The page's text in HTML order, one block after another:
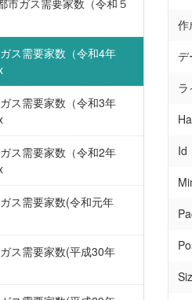
市ガス需要家数（令和５
ス需要家数（令和4年
ス需要家数（令和3年
ス需要家数（令和2年
ス需要家数(令和元年
ス需要家数(平成30年
作
デ
ラ
Id